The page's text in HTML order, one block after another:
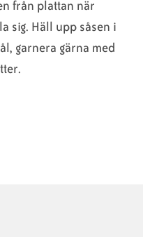
från plattan när
sig. Häll upp såsen i
garnera gärna med